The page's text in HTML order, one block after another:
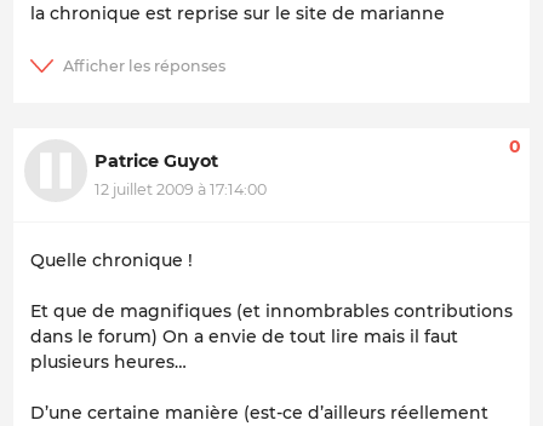
la chronique est reprise sur le site de marianne
Patrice Guyot
12 juillet 2009 à 17:14:00
0
Quelle chronique !
Et que de magnifiques (et innombrables contributions
dans le forum) On a envie de tout lire mais il faut
plusieurs heures…
D’une certaine manière (est-ce d’ailleurs réellement